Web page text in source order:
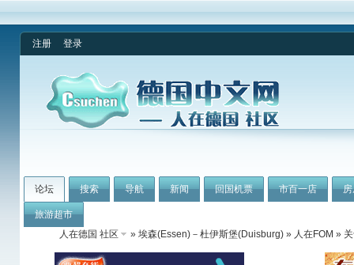
注册 登录
论坛 搜索 导航 新闻 回国机票 市百一店
旅游超市
人在德国 社区
» 埃森(Essen)－杜伊斯堡(Duisburg) » 人在FOM »